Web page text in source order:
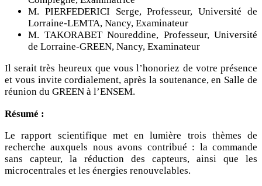
M. PIERFEDERICI Serge, Professeur, Université de
Lorraine-LEMTA, Nancy, Examinateur
M. TAKORABET Noureddine, Professeur, Université
de Lorraine-GREEN, Nancy, Examinateur
Il serait très heureux que vous l’honoriez de votre présence
et vous invite cordialement, après la soutenance, en Salle de
réunion du GREEN à l’ENSEM.
Résumé :
Le rapport scientifique met en lumière trois thèmes de
recherche auxquels nous avons contribué : la commande
sans capteur, la réduction des capteurs, ainsi que les
microcentrales et les énergies renouvelables.